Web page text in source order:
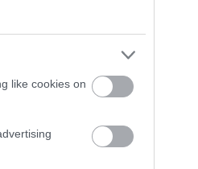
like cookies on